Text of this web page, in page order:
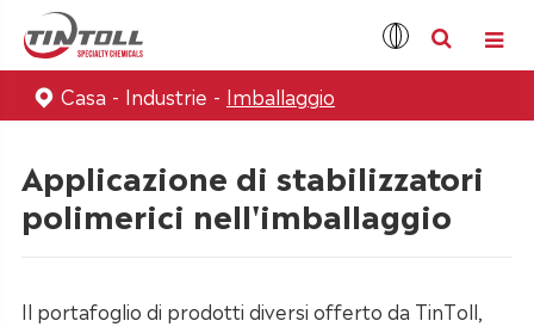
Casa Industrie Imballaggio
Applicazione di stabilizzatori
polimerici nell'imballaggio
Il portafoglio di prodotti diversi offerto da TinToll,